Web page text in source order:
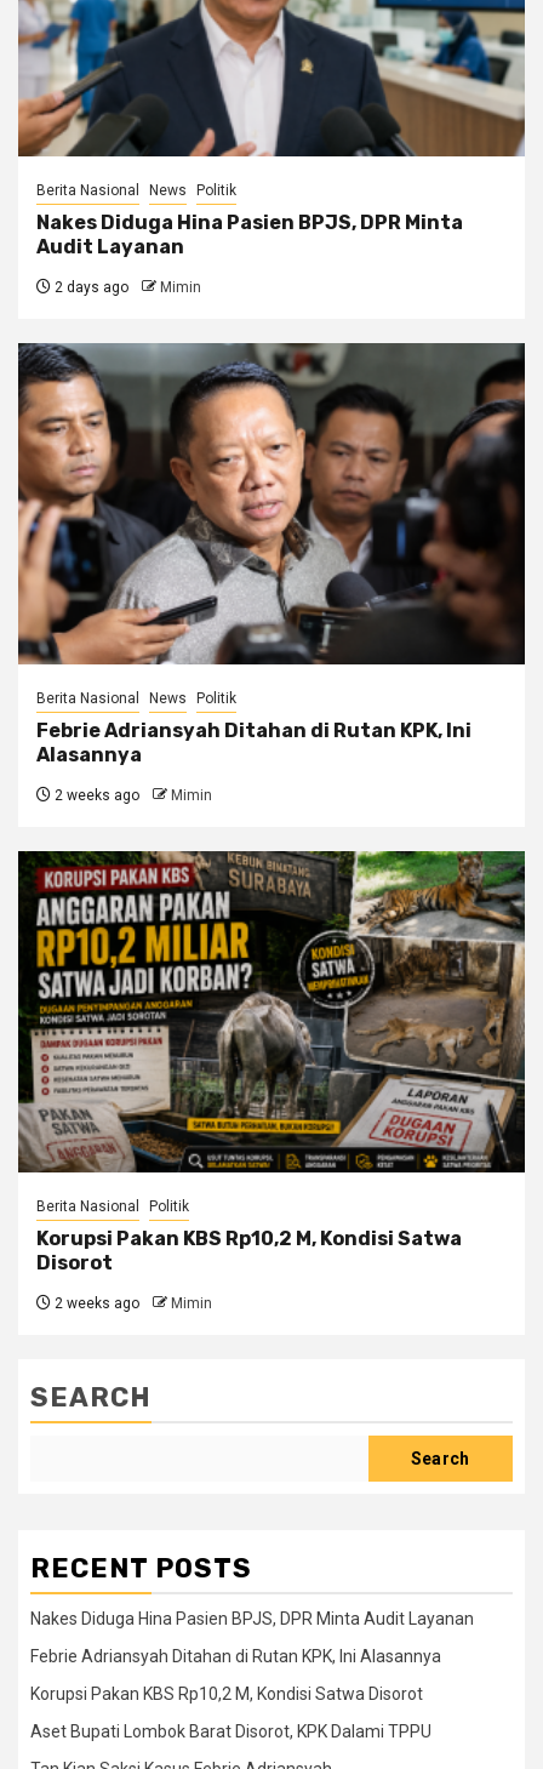
Berita Nasional News Politik
Nakes Diduga Hina Pasien BPJS, DPR Minta
Audit Layanan
2 days ago Mimin
Berita Nasional News Politik
Febrie Adriansyah Ditahan di Rutan KPK, Ini
Alasannya
2 weeks ago Mimin
Berita Nasional Politik
Korupsi Pakan KBS Rp10,2 M, Kondisi Satwa
Disorot
2 weeks ago Mimin
SEARCH
Search
RECENT POSTS
Nakes Diduga Hina Pasien BPJS, DPR Minta Audit Layanan
Febrie Adriansyah Ditahan di Rutan KPK, Ini Alasannya
Korupsi Pakan KBS Rp10,2 M, Kondisi Satwa Disorot
Aset Bupati Lombok Barat Disorot, KPK Dalami TPPU